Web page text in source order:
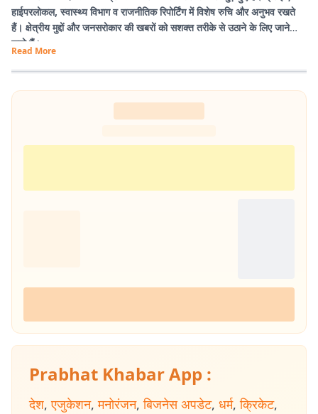
हाईपरलोकल, स्वास्थ्य विभाग व राजनीतिक रिपोर्टिंग में विशेष रुचि और अनुभव रखते
हैं। क्षेत्रीय मुद्दों और जनसरोकार की खबरों को सशक्त तरीके से उठाने के लिए जाने
जाते हैं।
Read More
Prabhat Khabar App :
देश, एजुकेशन, मनोरंजन, बिजनेस अपडेट, धर्म, क्रिकेट,